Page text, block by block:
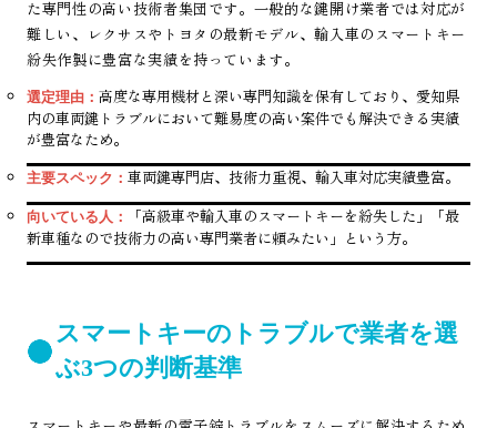
た専門性の高い技術者集団です。一般的な鍵開け業者では対応が
難しい、レクサスやトヨタの最新モデル、輸入車のスマートキー
紛失作製に豊富な実績を持っています。
選定理由： 高度な専用機材と深い専門知識を保有しており、愛知県
内の車両鍵トラブルにおいて難易度の高い案件でも解決できる実績
が豊富なため。
主要スペック： 車両鍵専門店、技術力重視、輸入車対応実績豊富。
向いている人：
「高級車や輸入車のスマートキーを紛失した」「最
新車種なので技術力の高い専門業者に頼みたい」という方。
スマートキーのトラブルで業者を選
ぶ3つの判断基準